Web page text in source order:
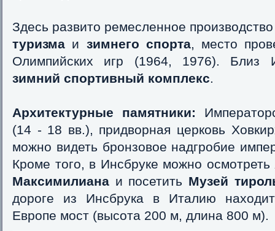
Здесь развито ремесленное
туризма и зимнего спорта, место
Олимпийских игр (1964, 1976). Близ
зимний спортивный комплекс.
Архитектурные памятники:
(14 - 18 вв.), придворная церковь
можно видеть бронзовое надгробие
Кроме того, в Инсбруке можно осмотреть
Максимилиана и посетить Музей
дороге из Инсбрука в Италию
Европе мост (высота 200 м, длина 800 м).